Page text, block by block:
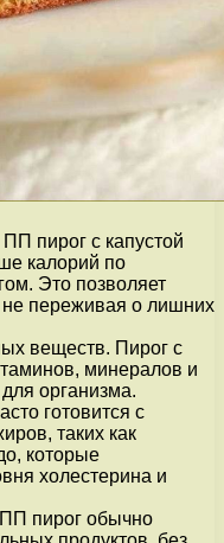
пирог с капустой
калорий по
Это позволяет
не переживая о лишних
веществ. Пирог с
минералов и
организма.
готовится с
таких как
которые
холестерина и
пирог обычно